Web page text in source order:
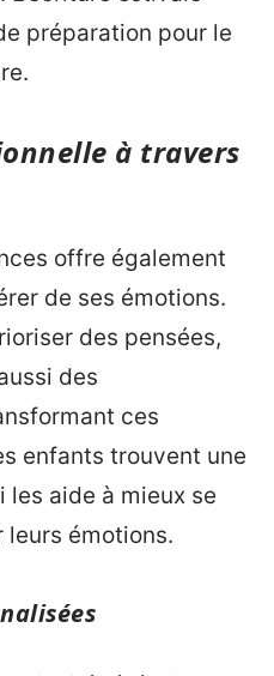
préparation pour le
à travers
offre également
de ses émotions.
des pensées,
des
ces
enfants trouvent une
les aide à mieux se
leurs émotions.